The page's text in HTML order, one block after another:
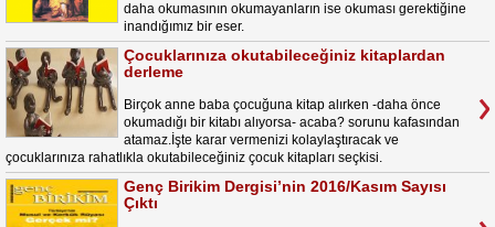
daha okumasının okumayanların ise okuması gerektiğine
inandığımız bir eser.
Çocuklarınıza okutabileceğiniz kitaplardan
derleme
Birçok anne baba çocuğuna kitap alırken -daha önce
okumadığı bir kitabı alıyorsa- acaba? sorunu kafasından
atamaz.İşte karar vermenizi kolaylaştıracak ve
çocuklarınıza rahatlıkla okutabileceğiniz çocuk kitapları seçkisi.
Genç Birikim Dergisi’nin 2016/Kasım Sayısı
Çıktı